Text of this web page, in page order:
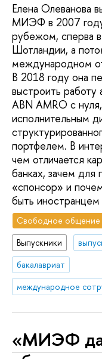
Елена Олеванова
МИЭФ в 2007 году,
рубежом, сперва
Шотландии, а
международном
В 2018 году она
выстроить работу
ABN AMRO с
исполнительным
портфелем. В
чем отличается
банках, зачем для
«спонсор» и
быть
Свободное общение
Выпускники
бакалавриат
международное
«МИЭФ